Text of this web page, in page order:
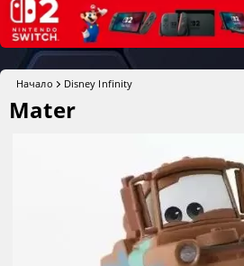
Начало Disney Infinity
Mater